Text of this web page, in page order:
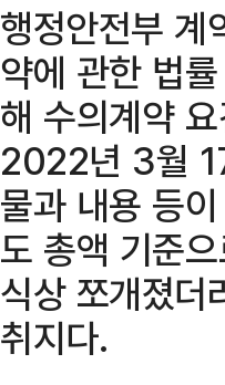
행정안전부 계
약에 관한 법
해 수의계약
2022년 3월
물과 내용 등
도 총액 기준
식상 쪼개졌더
취지다.